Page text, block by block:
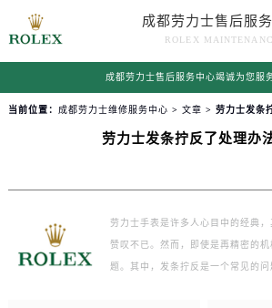
成都劳力士售后服
ROLEX
成都劳力士售后服务中心竭诚为您服
当前位置： 成都劳力士维修服务中心 > 文章 > 劳力士发条
劳力士发条拧反了处理办
劳力士手表是许多人心目中的经典
赞叹不已。然而，即使是再精密的
题。其中，发条拧反是一个常见的问